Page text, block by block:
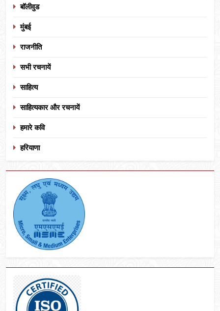
बॉलीवुड
मुंबई
राजनीति
सभी रचनायें
साहित्य
साहित्यकार और रचनायें
हमारे कवि
हरियाणा